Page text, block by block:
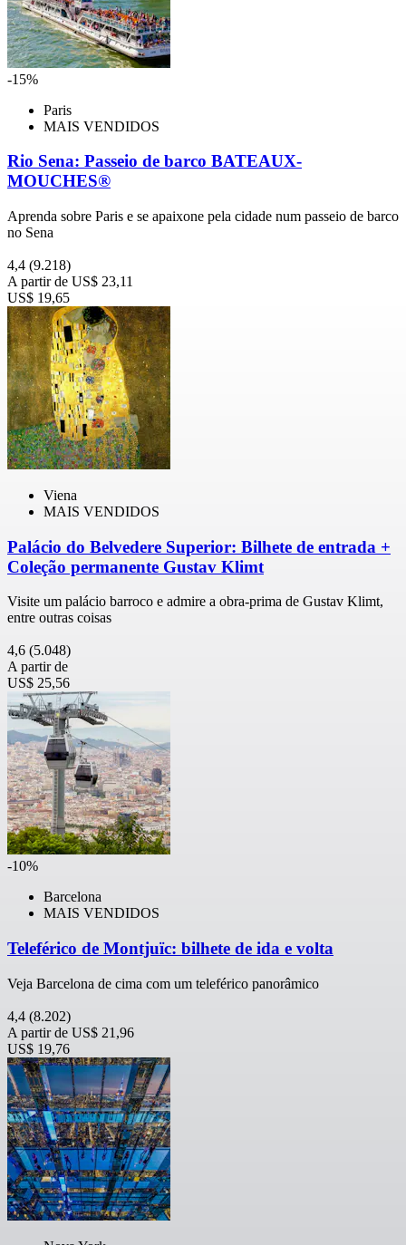
-15%
Paris
MAIS VENDIDOS
Rio Sena: Passeio de barco BATEAUX-
MOUCHES®
Aprenda sobre Paris e se apaixone pela cidade num passeio de barco
no Sena
4,4 (9.218)
A partir de US$ 23,11
US$ 19,65
Viena
MAIS VENDIDOS
Palácio do Belvedere Superior: Bilhete de entrada +
Coleção permanente Gustav Klimt
Visite um palácio barroco e admire a obra-prima de Gustav Klimt,
entre outras coisas
4,6 (5.048)
A partir de
US$ 25,56
-10%
Barcelona
MAIS VENDIDOS
Teleférico de Montjuïc: bilhete de ida e volta
Veja Barcelona de cima com um teleférico panorâmico
4,4 (8.202)
A partir de US$ 21,96
US$ 19,76